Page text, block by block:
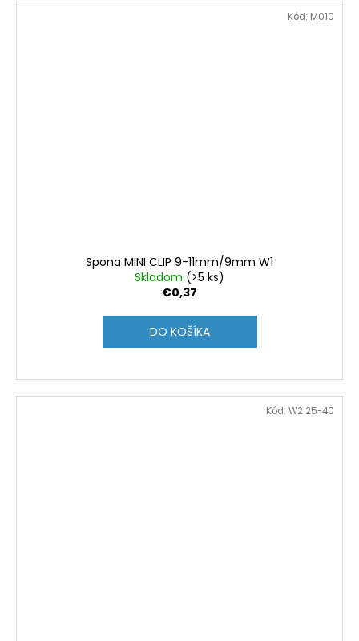
Spona MINI CLIP 9-11mm/9mm W1
Skladom (>5 ks)
€0,37
DO KOŠÍKA
Kód: M010
Kód: W2 25-40